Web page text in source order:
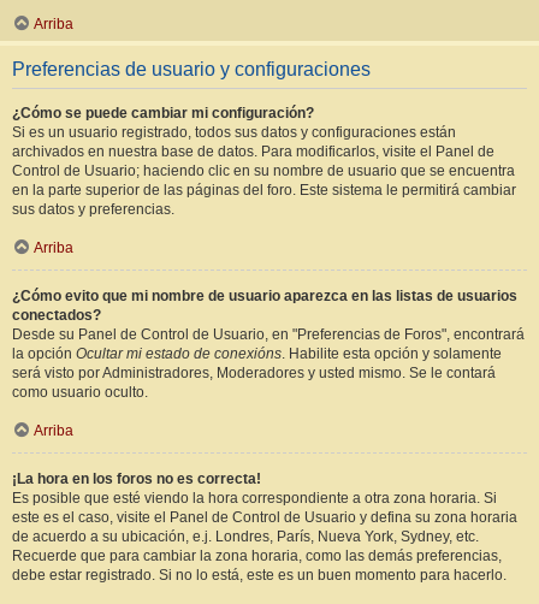
Arriba
Preferencias de usuario y configuraciones
¿Cómo se puede cambiar mi configuración?
Si es un usuario registrado, todos sus datos y configuraciones están
archivados en nuestra base de datos. Para modificarlos, visite el Panel de
Control de Usuario; haciendo clic en su nombre de usuario que se encuentra
en la parte superior de las páginas del foro. Este sistema le permitirá cambiar
sus datos y preferencias.
Arriba
¿Cómo evito que mi nombre de usuario aparezca en las listas de usuarios
conectados?
Desde su Panel de Control de Usuario, en "Preferencias de Foros", encontrará
la opción Ocultar mi estado de conexións. Habilite esta opción y solamente
será visto por Administradores, Moderadores y usted mismo. Se le contará
como usuario oculto.
Arriba
¡La hora en los foros no es correcta!
Es posible que esté viendo la hora correspondiente a otra zona horaria. Si
este es el caso, visite el Panel de Control de Usuario y defina su zona horaria
de acuerdo a su ubicación, e.j. Londres, París, Nueva York, Sydney, etc.
Recuerde que para cambiar la zona horaria, como las demás preferencias,
debe estar registrado. Si no lo está, este es un buen momento para hacerlo.